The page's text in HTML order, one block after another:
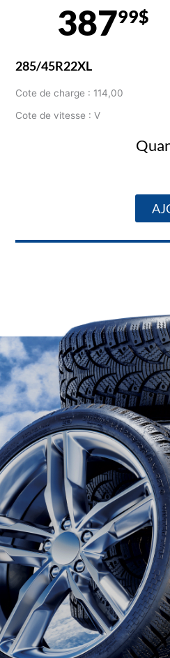
38799$
285/45R22XL
Cote de charge : 114,00
Cote de vitesse : V